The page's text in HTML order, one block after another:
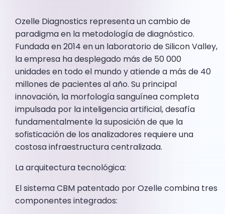
Ozelle Diagnostics representa un cambio de
paradigma en la metodología de diagnóstico.
Fundada en 2014 en un laboratorio de Silicon Valley,
la empresa ha desplegado más de 50 000
unidades en todo el mundo y atiende a más de 40
millones de pacientes al año. Su principal
innovación, la morfología sanguínea completa
impulsada por la inteligencia artificial, desafía
fundamentalmente la suposición de que la
sofisticación de los analizadores requiere una
costosa infraestructura centralizada.
La arquitectura tecnológica:
El sistema CBM patentado por Ozelle combina tres
componentes integrados: